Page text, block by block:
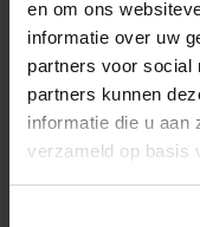
en om ons
informatie over uw
partners voor social
partners kunnen
informatie die u aan
verzameld op basis
Specificaties